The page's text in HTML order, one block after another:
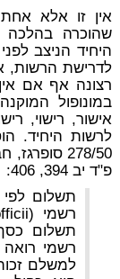
אין זו אלא
שהוכרה בהלכה
היחיד הניצב
לדרישת הרשות,
רצונה אף אם
במונופול
אישור, רישוי,
לרשות היחיד.
278/50
פ"ד יב 394, 406:
תשלום
תשלום
רשמי רואה
למשלם